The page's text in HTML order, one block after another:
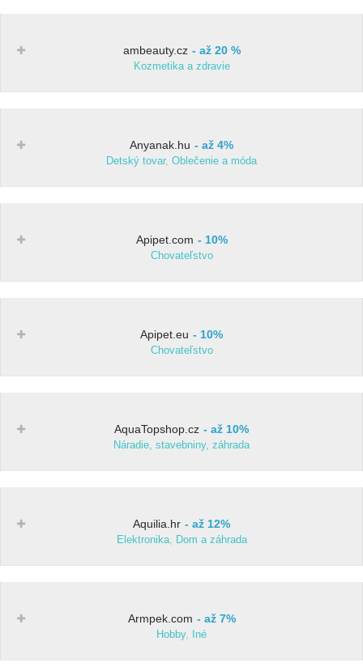
ambeauty.cz až 20 %
Kozmetika a zdravie
Anyanak.hu až 4%
Detský tovar, Oblečenie a móda
Apipet.com 10%
Chovateľstvo
Apipet.eu 10%
Chovateľstvo
AquaTopshop.cz až 10%
Náradie, stavebniny, záhrada
Aquilia.hr až 12%
Elektronika, Dom a záhrada
Armpek.com až 7%
Hobby, Iné